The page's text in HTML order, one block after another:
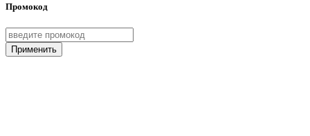
Промокод
Применить